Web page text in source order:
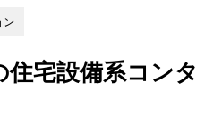
ン
宅設備系コンタ